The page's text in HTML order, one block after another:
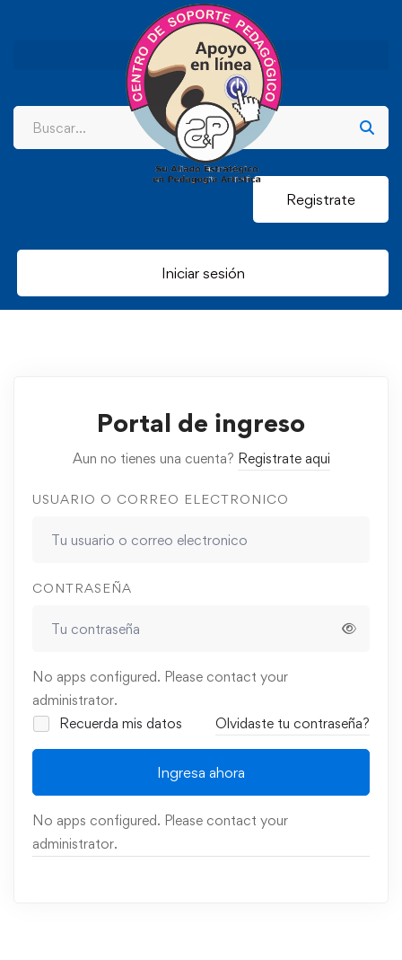
Registrate
Iniciar sesión
Portal de ingreso
Aun no tienes una cuenta? Registrate aqui
USUARIO O CORREO ELECTRONICO
CONTRASEÑA
No apps configured. Please contact your
administrator.
Recuerda mis datos
Olvidaste tu contraseña?
Ingresa ahora
No apps configured. Please contact your
administrator.